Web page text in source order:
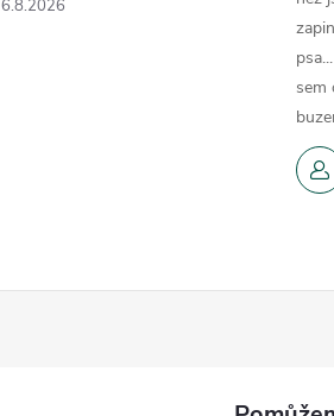
6.8.2026
sem